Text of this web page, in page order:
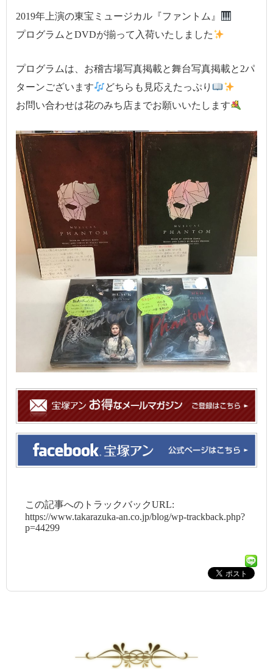
2019年上演の東宝ミュージカル『ファントム』
プログラムとDVDが揃って入荷いたしました
プログラムは、お稽古場写真掲載と舞台写真掲載と2パ
ターンございます
どちらも見応えたっぷり
お問い合わせは花のみち店までお願いいたします
この記事へのトラックバックURL:
https://www.takarazuka-an.co.jp/blog/wp-trackback.php?
p=44299